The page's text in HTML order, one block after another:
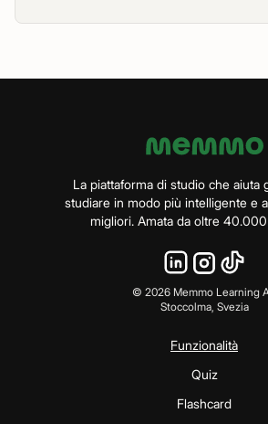
La piattaforma di studio che aiuta
studiare in modo più intelligente e
migliori. Amata da oltre
© 2026Memmo Learning
Stoccolma, Svezia
Funzionalità
Quiz
Flashcard